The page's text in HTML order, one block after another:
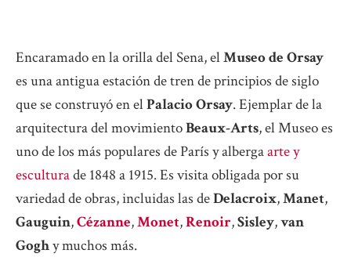
Encaramado en la orilla del Sena, elMuseo de Orsay
es una antigua estación de tren de principios de siglo
que se construyó en elPalacio Orsay. Ejemplar de la
arquitectura del movimientoBeaux-Arts, el Museo es
uno de los más populares de París y albergaarte y
esculturade 1848 a 1915. Es visita obligada por su
variedad de obras, incluidas las deDelacroix,Manet,
Gauguin,Cézanne,Monet,Renoir,Sisley,van
Goghy muchos más.